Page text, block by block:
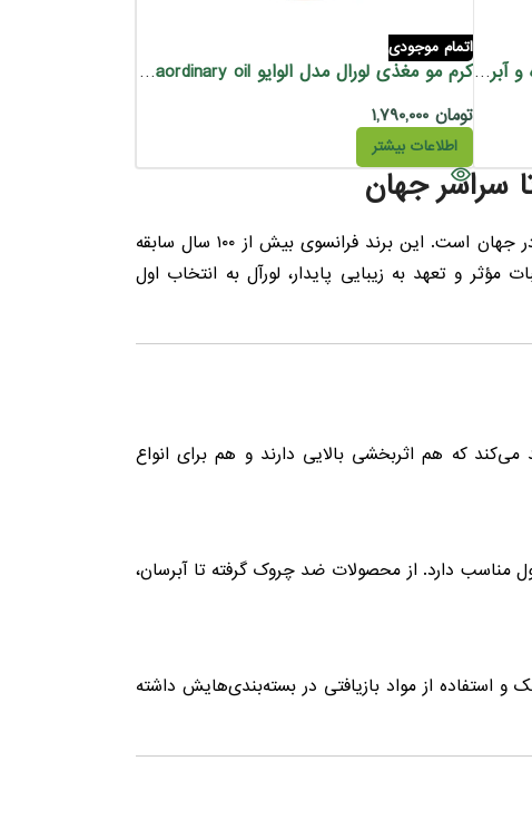
کرم مو لورآل سری Elvive مرطوب کننده و آبرسان 300 میل
اتمام موجودی
کرم مو مغذی لورال مدل الوایو extraordinary oil حجم 300 میل
تومان ۱,۷۹۰,۰۰۰
اطلاعات بیشتر
برند لورال یکی از شناخته‌شده‌ترین برندهای مراقبت از پوست، مو و محصولات آرایشی در جهان است. این برند فرانسوی بیش از ۱۰۰ سال سابقه
ترکیبات مؤثر و تعهد به زیبایی پایدار، لورآل به انتخاب اول
که هم اثربخشی بالایی دارند و هم برای انواع
دارد. از محصولات ضد چروک گرفته تا آبرسان،
از مواد بازیافتی در بسته‌بندی‌هایش داشته